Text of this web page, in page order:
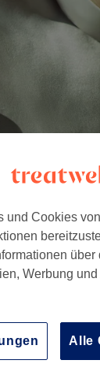
Paket
Cookies
Werbung
Alle